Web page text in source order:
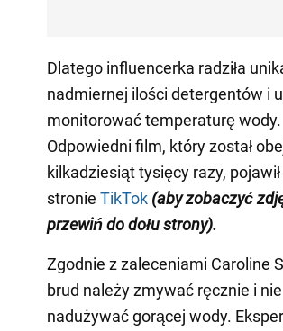
Dlatego influencerka radziła
nadmiernej ilości detergentów i
monitorować temperaturę wody.
Odpowiedni film, który został
kilkadziesiąt tysięcy razy,
stronie TikTok (aby zobaczyć
przewiń do dołu strony).
Zgodnie z zaleceniami Caroline
brud należy zmywać ręcznie i nie
nadużywać gorącej wody.